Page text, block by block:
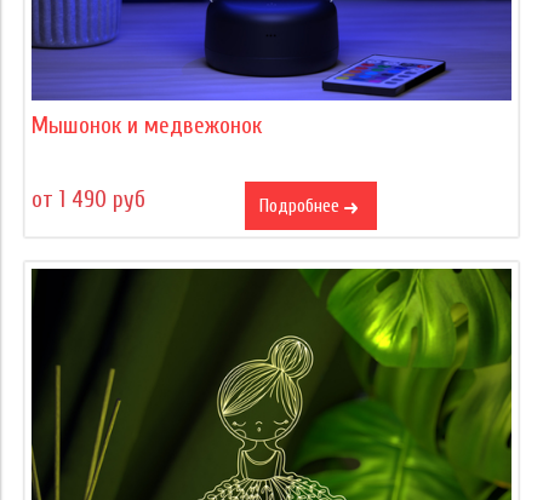
Мышонок и медвежонок
от 1 490 руб Подробнее